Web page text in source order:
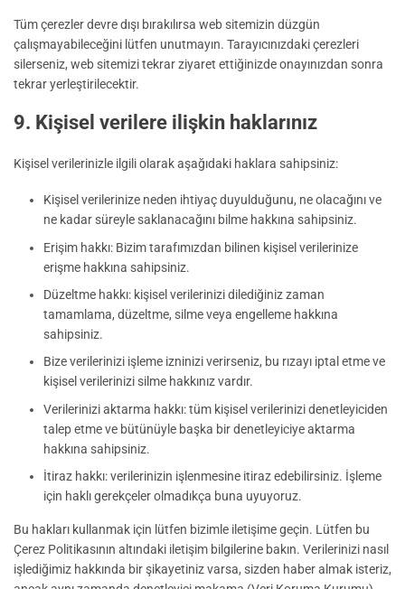
Tüm çerezler devre dışı bırakılırsa web sitemizin düzgün
çalışmayabileceğini lütfen unutmayın. Tarayıcınızdaki çerezleri
silerseniz, web sitemizi tekrar ziyaret ettiğinizde onayınızdan sonra
tekrar yerleştirilecektir.
9. Kişisel verilere ilişkin haklarınız
Kişisel verilerinizle ilgili olarak aşağıdaki haklara sahipsiniz:
Kişisel verilerinize neden ihtiyaç duyulduğunu, ne olacağını ve
ne kadar süreyle saklanacağını bilme hakkına sahipsiniz.
Erişim hakkı: Bizim tarafımızdan bilinen kişisel verilerinize
erişme hakkına sahipsiniz.
Düzeltme hakkı: kişisel verilerinizi dilediğiniz zaman
tamamlama, düzeltme, silme veya engelleme hakkına
sahipsiniz.
Bize verilerinizi işleme izninizi verirseniz, bu rızayı iptal etme ve
kişisel verilerinizi silme hakkınız vardır.
Verilerinizi aktarma hakkı: tüm kişisel verilerinizi denetleyiciden
talep etme ve bütünüyle başka bir denetleyiciye aktarma
hakkına sahipsiniz.
İtiraz hakkı: verilerinizin işlenmesine itiraz edebilirsiniz. İşleme
için haklı gerekçeler olmadıkça buna uyuyoruz.
Bu hakları kullanmak için lütfen bizimle iletişime geçin. Lütfen bu
Çerez Politikasının altındaki iletişim bilgilerine bakın. Verilerinizi nasıl
işlediğimiz hakkında bir şikayetiniz varsa, sizden haber almak isteriz,